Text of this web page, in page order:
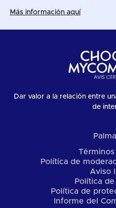
Más información aquí
Dar valor a la relación entre
de
Política de
Aviso
Política
Política de
Informe del